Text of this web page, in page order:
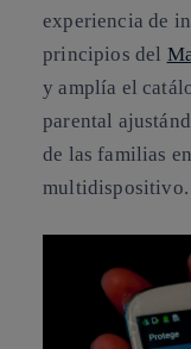
experiencia de
principios del
y amplía el
parental
de las familias
multidispositivo.